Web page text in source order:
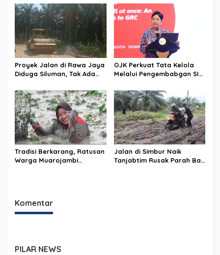
yang Disita Negara
Proyek Jalan di Rawa Jaya
Diduga Siluman, Tak Ada
APD Pekerja
OJK Perkuat Tata Kelola
Melalui Pengembabgan SI-
Tradisi Berkarang, Ratusan
Warga Muarojambi
Jalan di Simbur Naik
Tanjabtim Rusak Parah Bak
Komentar
PILAR NEWS